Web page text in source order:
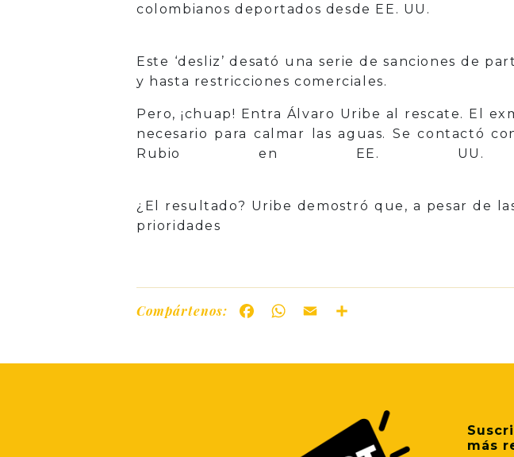
colombianos deportados desde EE. UU.
Este ‘desliz’ desató una serie de sanciones de
y hasta restricciones comerciales.
Pero, ¡chuap! Entra Álvaro Uribe al rescate. El
necesario para calmar las aguas. Se contactó
Rubio en EE.
¿El resultado? Uribe demostró que, a pesar de
Compártenos: FacebookWhatsApp
Email
más